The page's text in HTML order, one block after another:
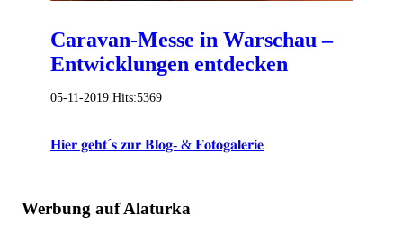
Caravan-Messe in Warschau –
Entwicklungen entdecken
05-11-2019 Hits:5369
𝐇𝐢𝐞𝐫 𝐠𝐞𝐡𝐭´𝐬 𝐳𝐮𝐫 𝐁𝐥𝐨𝐠- & 𝐅𝐨𝐭𝐨𝐠𝐚𝐥𝐞𝐫𝐢𝐞
Werbung auf Alaturka